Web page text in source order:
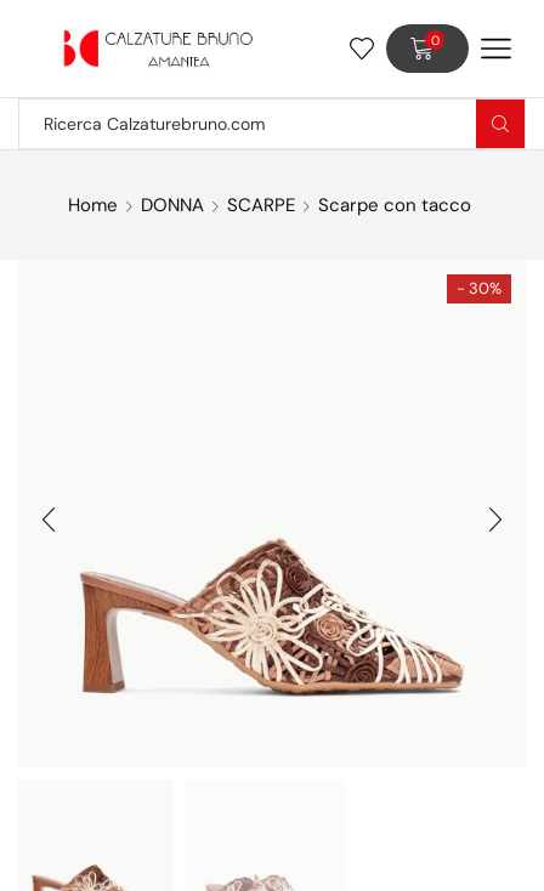
0
Home DONNA SCARPE Scarpe con tacco
- 30%